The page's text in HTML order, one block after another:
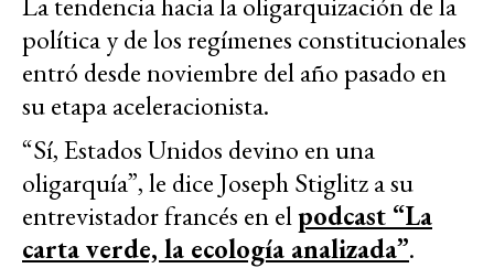
política y de los regímenes constitucionales
entró desde noviembre del año pasado en
su etapa aceleracionista.
“Sí, Estados Unidos devino en una
oligarquía”, le dice Joseph Stiglitz a su
entrevistador francés en elpodcast “La
carta verde, la ecología analizada”.